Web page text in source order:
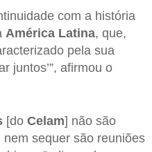
com a história
América Latina, que,
pela sua
juntos’”, afirmou o
[do Celam] não são
sequer são reuniões